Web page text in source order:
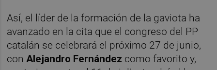
Así, el líder de la formación de la gaviota ha
avanzado en la cita que el congreso del PP
catalán se celebrará el próximo 27 de junio,
con Alejandro Fernández como favorito y,